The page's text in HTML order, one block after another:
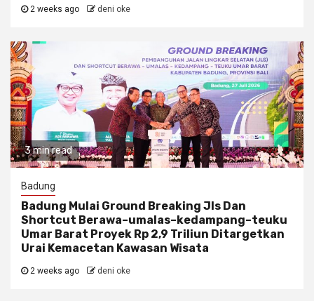
2 weeks ago deni oke
3 min read
Badung
Badung Mulai Ground Breaking Jls Dan
Shortcut Berawa–umalas–kedampang–teuku
Umar Barat Proyek Rp 2,9 Triliun Ditargetkan
Urai Kemacetan Kawasan Wisata
2 weeks ago deni oke